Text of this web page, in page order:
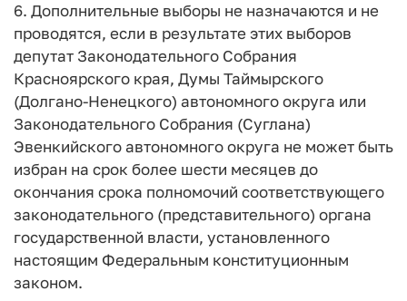
6. Дополнительные выборы не назначаются и не
проводятся, если в результате этих выборов
депутат Законодательного Собрания
Красноярского края, Думы Таймырского
(Долгано-Ненецкого) автономного округа или
Законодательного Собрания (Суглана)
Эвенкийского автономного округа не может быть
избран на срок более шести месяцев до
окончания срока полномочий соответствующего
законодательного (представительного) органа
государственной власти, установленного
настоящим Федеральным конституционным
законом.